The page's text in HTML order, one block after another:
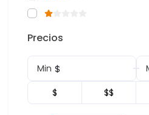
Precios
Min $
$ $$